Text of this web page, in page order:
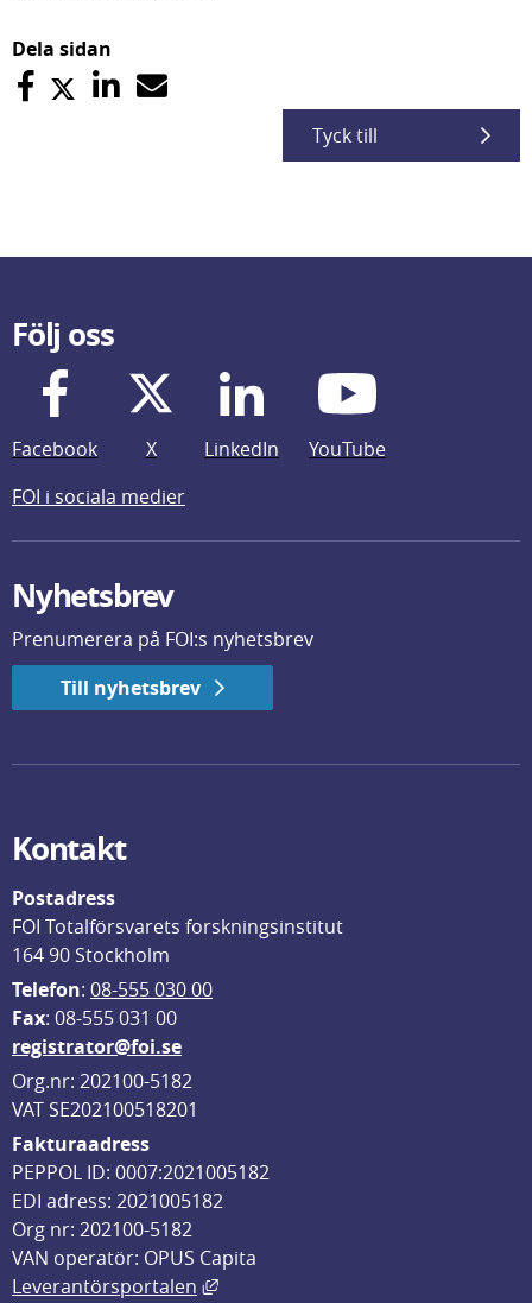
Dela sidan
Tyck till
Följ oss
Facebook X LinkedIn
YouTube
FOI i sociala medier
Nyhetsbrev
Prenumerera på FOI:s nyhetsbrev
Till nyhetsbrev
Kontakt
Postadress
FOI Totalförsvarets forskningsinstitut
164 90 Stockholm
Telefon: 08-555 030 00
Fax: 08-555 031 00
registrator@foi.se
Org.nr: 202100-5182
VAT SE202100518201
Fakturaadress
PEPPOL ID: 0007:2021005182
EDI adress: 2021005182
Org nr: 202100-5182
VAN operatör: OPUS Capita
Leverantörsportalen
Länk till annan webbplats, öppnas